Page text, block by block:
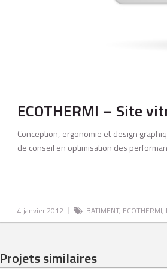
ECOTHERMI – Site
Conception, ergonomie et design
de conseil en optimisation des
4 janvier 2012 BATIMENT, ECOTHERMI,
Projets similaires